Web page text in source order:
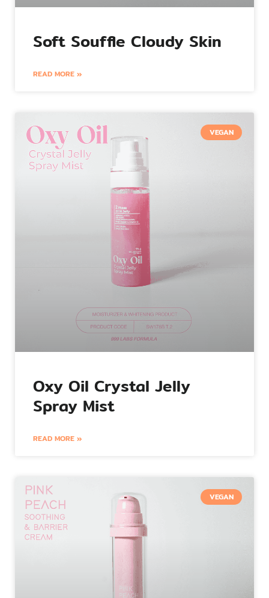
Soft Souffle Cloudy Skin
READ MORE »
VEGAN
Oxy Oil Crystal Jelly
Spray Mist
READ MORE »
VEGAN